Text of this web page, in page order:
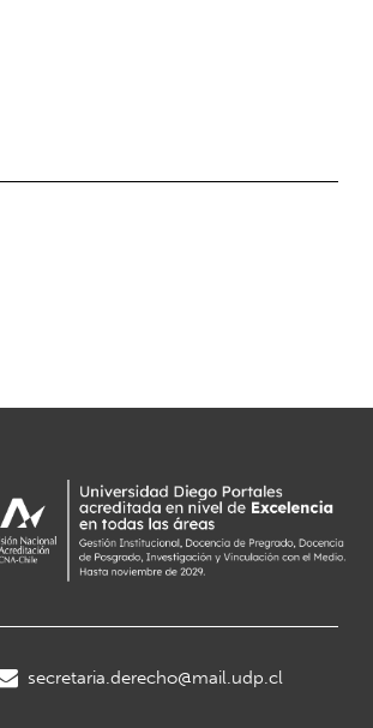
secretaria.derecho@mail.udp.cl